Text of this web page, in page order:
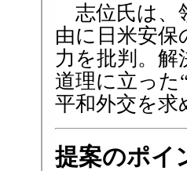
志位氏は、
由に日米安保
力を批判。解
道理に立った
平和外交を求
提案のポイ